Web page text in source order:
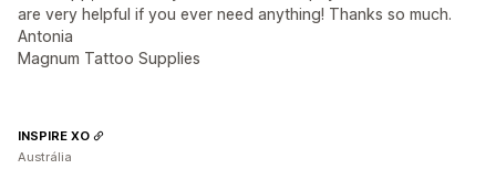
are very helpful if you ever need anything! Thanks so much.
Antonia
Magnum Tattoo Supplies
INSPIRE XO
Austrália